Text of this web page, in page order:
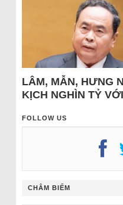
LÂM, MẪN, HƯNG
KỊCH NGHÌN TỶ
FOLLOW US
CHÂM BIẾM